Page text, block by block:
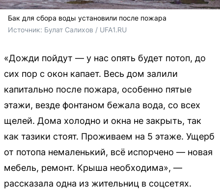
Бак для сбора воды установили после пожара
Источник: Булат Салихов / UFA1.RU
«Дожди пойдут — у нас опять будет потоп, до
сих пор с окон капает. Весь дом залили
капитально после пожара, особенно пятые
этажи, везде фонтаном бежала вода, со всех
щелей. Дома холодно и окна не закрыть, так
как тазики стоят. Проживаем на 5 этаже. Ущерб
от потопа немаленький, всё испорчено — новая
мебель, ремонт. Крыша необходима», —
рассказала одна из жительниц в соцсетях.